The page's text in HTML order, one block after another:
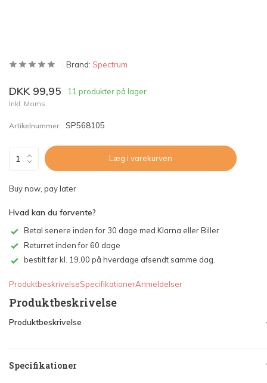
Brand: Spectrum
DKK 99,95 11 produkter på lager
Inkl. Moms
Artikelnummer: SP568105
Læg i varekurven
Buy now, pay later
Hvad kan du forvente?
Betal senere inden for 30 dage med Klarna eller Biller
Returret inden for 60 dage
bestilt før kl. 19.00 på hverdage afsendt samme dag.
ProduktbeskrivelseSpecifikationerAnmeldelser
Produktbeskrivelse
Produktbeskrivelse
Specifikationer